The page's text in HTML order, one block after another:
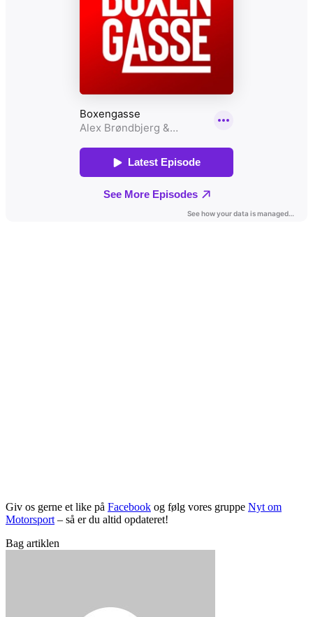
Giv os gerne et like på Facebook og følg vores gruppe Nyt om
Motorsport – så er du altid opdateret!
Bag artiklen